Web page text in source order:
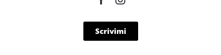
Scrivimi